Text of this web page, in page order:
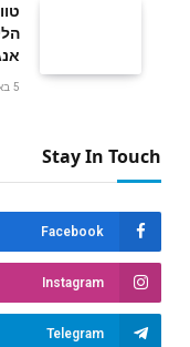
5 באוגוסט 2026
Stay In Touch
Facebook
Instagram
Telegram